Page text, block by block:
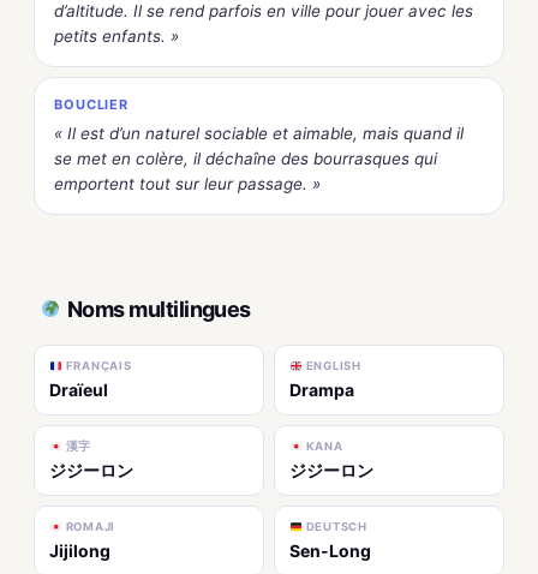
d’altitude. Il se rend parfois en ville pour jouer avec les
petits enfants. »
BOUCLIER
« Il est d’un naturel sociable et aimable, mais quand il
se met en colère, il déchaîne des bourrasques qui
emportent tout sur leur passage. »
Noms multilingues
FRANÇAIS
Draïeul
ENGLISH
Drampa
漢字
ジジーロン
KANA
ジジーロン
ROMAJI
Jijilong
DEUTSCH
Sen-Long